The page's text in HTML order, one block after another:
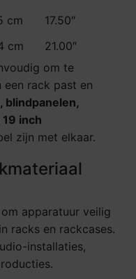
cm
17.50″
cm
21.00″
om te
een rack past en
blindpanelen,
inch
zijn met elkaar.
apparatuur veilig
racks en rackcases.
installaties,